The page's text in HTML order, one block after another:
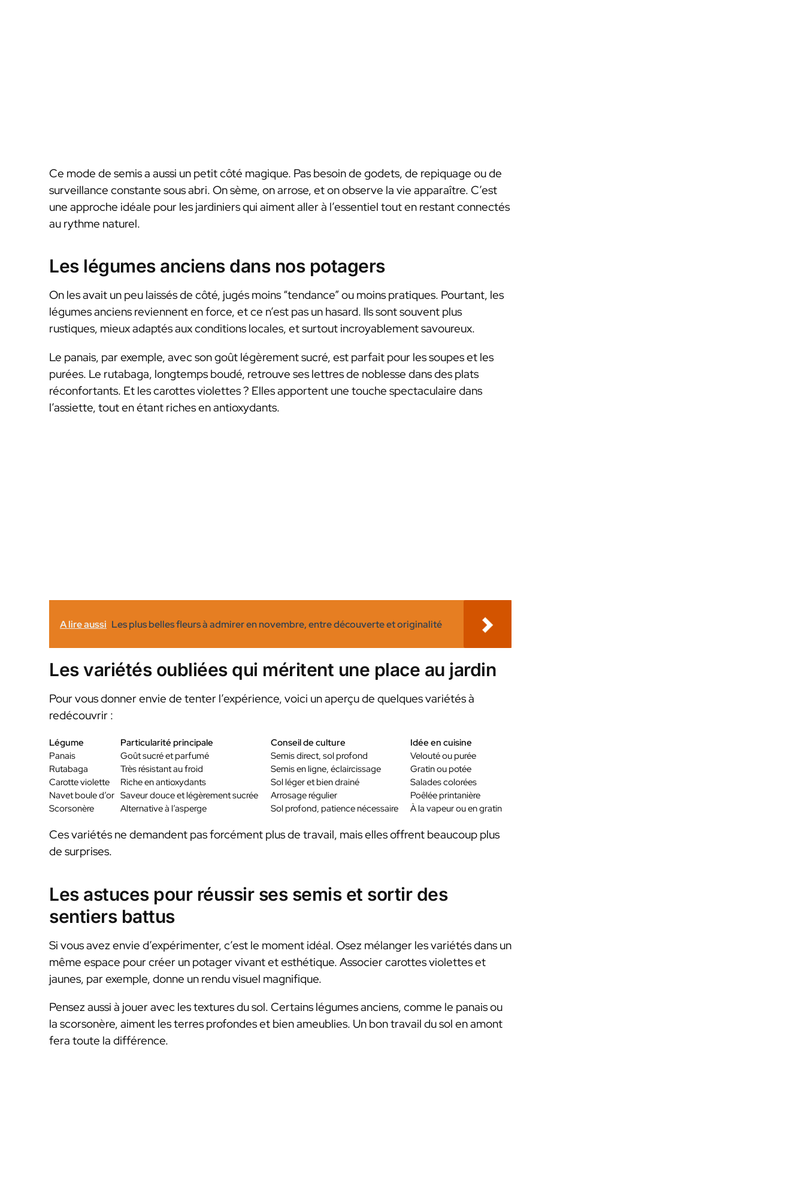
Ce mode de semis a aussi un petit côté magique. Pas besoin de godets, de repiquage ou de
surveillance constante sous abri. On sème, on arrose, et on observe la vie apparaître. C’est
une approche idéale pour les jardiniers qui aiment aller à l’essentiel tout en restant connectés
au rythme naturel.
Les légumes anciens dans nos potagers
On les avait un peu laissés de côté, jugés moins “tendance” ou moins pratiques. Pourtant, les
légumes anciens reviennent en force, et ce n’est pas un hasard. Ils sont souvent plus
rustiques, mieux adaptés aux conditions locales, et surtout incroyablement savoureux.
Le panais, par exemple, avec son goût légèrement sucré, est parfait pour les soupes et les
purées. Le rutabaga, longtemps boudé, retrouve ses lettres de noblesse dans des plats
réconfortants. Et les carottes violettes ? Elles apportent une touche spectaculaire dans
l’assiette, tout en étant riches en antioxydants.
A lire aussi Les plus belles fleurs à admirer en novembre, entre découverte et originalité
Les variétés oubliées qui méritent une place au jardin
Pour vous donner envie de tenter l’expérience, voici un aperçu de quelques variétés à
redécouvrir :
Légume Particularité principale Conseil de culture
Idée en cuisine
Panais
Goût sucré et parfumé Semis direct, sol profond
Velouté ou purée
Rutabaga
Très résistant au froid Semis en ligne, éclaircissage
Gratin ou potée
Carotte violette
Riche en antioxydants Sol léger et bien drainé
Salades colorées
Navet boule d’or Saveur douce et légèrement sucrée Arrosage régulier
Poêlée printanière
Scorsonère
Alternative à l’asperge Sol profond, patience nécessaire À la vapeur ou en gratin
Ces variétés ne demandent pas forcément plus de travail, mais elles offrent beaucoup plus
de surprises.
Les astuces pour réussir ses semis et sortir des
sentiers battus
Si vous avez envie d’expérimenter, c’est le moment idéal. Osez mélanger les variétés dans un
même espace pour créer un potager vivant et esthétique. Associer carottes violettes et
jaunes, par exemple, donne un rendu visuel magnifique.
Pensez aussi à jouer avec les textures du sol. Certains légumes anciens, comme le panais ou
la scorsonère, aiment les terres profondes et bien ameublies. Un bon travail du sol en amont
fera toute la différence.